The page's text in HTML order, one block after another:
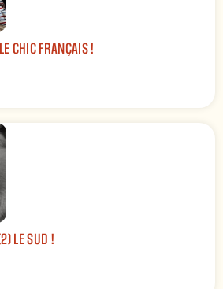
CHIC FRANÇAIS !
LE SUD !